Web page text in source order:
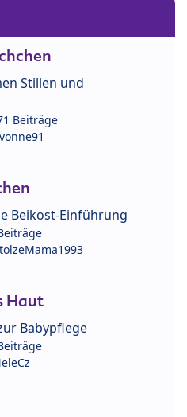
Stillen und
Beiträge
Beikost-Einführung
Haut
Babypflege